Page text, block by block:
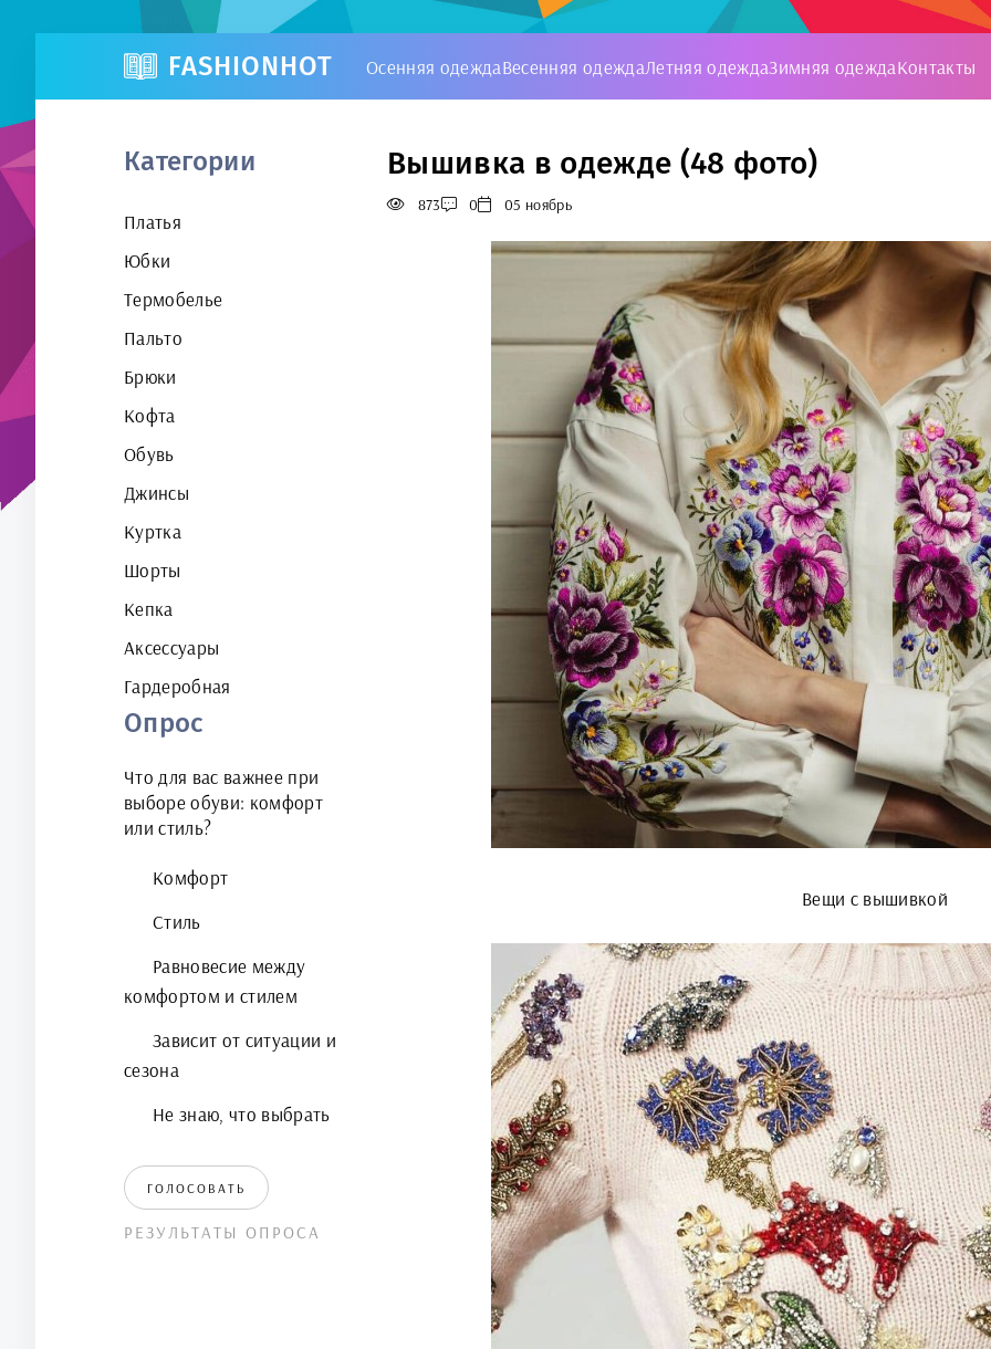
FASHIONHOT Осенняя одеждаВесенняя одеждаЛетняя одеждаЗимняя одеждаКонтакты
Категории
Платья
Юбки
Термобелье
Пальто
Брюки
Кофта
Обувь
Джинсы
Куртка
Шорты
Кепка
Аксессуары
Гардеробная
Опрос
Что для вас важнее при
выборе обуви: комфорт
или стиль?
Комфорт
Стиль
Равновесие между
комфортом и стилем
Зависит от ситуации и
сезона
Не знаю, что выбрать
ГОЛОСОВАТЬ
РЕЗУЛЬТАТЫ ОПРОСА
Вышивка в одежде (48 фото)
873 0 05 ноябрь
Вещи с вышивкой